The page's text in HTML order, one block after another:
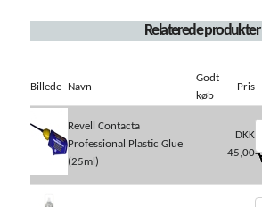
Relaterede produkter
Billede Navn
Godt
køb
Pris
Revell Contacta
Professional Plastic Glue
(25ml)
DKK
45,00